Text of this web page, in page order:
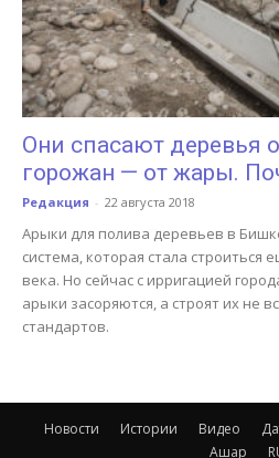
Они спасают деревья
горожан — от жары.
Редакция - 22 августа 2018
Арыки для полива деревьев в
система, которая стала строиться
века. Но сейчас с ирригацией
арыки засоряются, а строят их не
стандартов.
Новости Истории Видео
Ашар